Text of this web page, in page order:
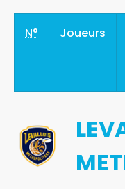
N° Joueurs